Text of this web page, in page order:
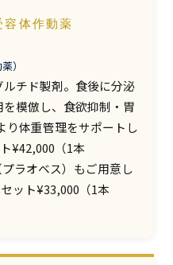
体作動薬
）
チド製剤。食後に分泌
模倣し、食欲抑制・胃
り体重管理をサポートし
¥42,000（1本
ラオベス）もご用意し
ット¥33,000（1本